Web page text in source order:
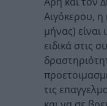
Αιγόκερου,
μήνας) είναι
ειδικά στις
τις